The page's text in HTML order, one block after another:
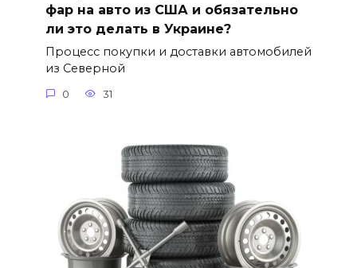
фар на авто из США и обязательно
ли это делать в Украине?
Процесс покупки и доставки автомобилей
из Северной
0 31